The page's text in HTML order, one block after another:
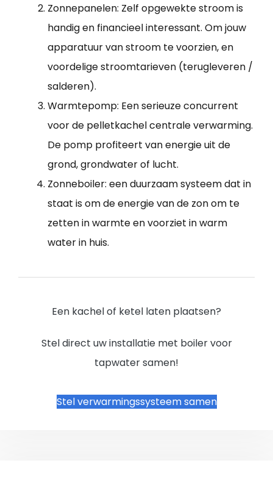
Zonnepanelen: Zelf opgewekte stroom is
handig en financieel interessant. Om jouw
apparatuur van stroom te voorzien, en
voordelige stroomtarieven (terugleveren /
salderen).
Warmtepomp: Een serieuze concurrent
voor de pelletkachel centrale verwarming.
De pomp profiteert van energie uit de
grond, grondwater of lucht.
Zonneboiler: een duurzaam systeem dat in
staat is om de energie van de zon om te
zetten in warmte en voorziet in warm
water in huis.
Een kachel of ketel laten plaatsen?
Stel direct uw installatie met boiler voor
tapwater samen!
Stel verwarmingssysteem samen